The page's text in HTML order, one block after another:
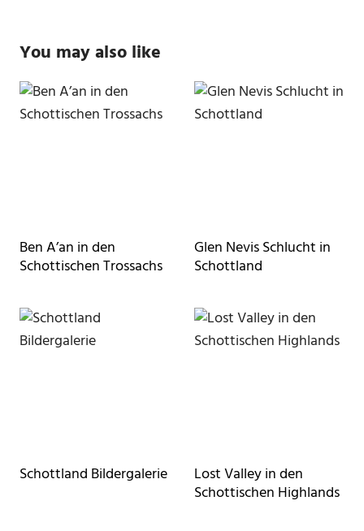
You may also like
Ben A’an in den
Schottischen Trossachs
Glen Nevis Schlucht in
Schottland
Schottland Bildergalerie Lost Valley in den
Schottischen Highlands